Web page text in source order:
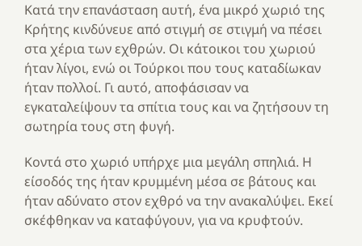
Κατά την επανάσταση αυτή, ένα μικρό χωριό της
Κρήτης κινδύνευε από στιγμή σε στιγμή να πέσει
στα χέρια των εχθρών. Οι κάτοικοι του χωριού
ήταν λίγοι, ενώ οι Τούρκοι που τους καταδίωκαν
ήταν πολλοί. Γι αυτό, αποφάσισαν να
εγκαταλείψουν τα σπίτια τους και να ζητήσουν τη
σωτηρία τους στη φυγή.
Κοντά στο χωριό υπήρχε μια μεγάλη σπηλιά. Η
είσοδός της ήταν κρυμμένη μέσα σε βάτους και
ήταν αδύνατο στον εχθρό να την ανακαλύψει. Εκεί
σκέφθηκαν να καταφύγουν, για να κρυφτούν.